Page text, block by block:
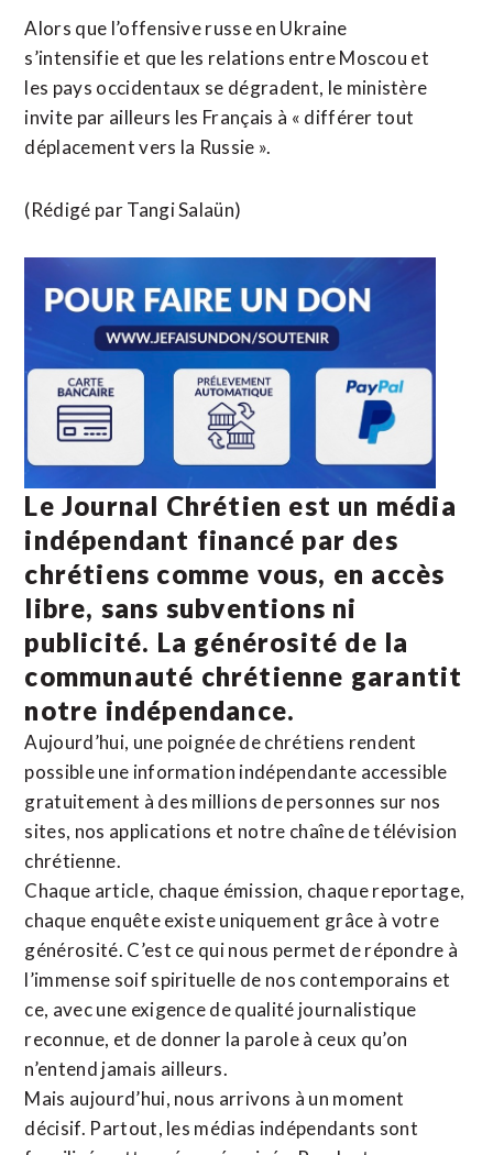
Alors que l’offensive russe en Ukraine
s’intensifie et que les relations entre Moscou et
les pays occidentaux se dégradent, le ministère
invite par ailleurs les Français à « différer tout
déplacement vers la Russie ».
(Rédigé par Tangi Salaün)
Le Journal Chrétien est un média
indépendant financé par des
chrétiens comme vous, en accès
libre, sans subventions ni
publicité. La générosité de la
communauté chrétienne garantit
notre indépendance.
Aujourd’hui, une poignée de chrétiens rendent
possible une information indépendante accessible
gratuitement à des millions de personnes sur nos
sites, nos applications et notre chaîne de télévision
chrétienne.
Chaque article, chaque émission, chaque reportage,
chaque enquête existe uniquement grâce à votre
générosité. C’est ce qui nous permet de répondre à
l’immense soif spirituelle de nos contemporains et
ce, avec une exigence de qualité journalistique
reconnue, et de donner la parole à ceux qu’on
n’entend jamais ailleurs.
Mais aujourd’hui, nous arrivons à un moment
décisif. Partout, les médias indépendants sont